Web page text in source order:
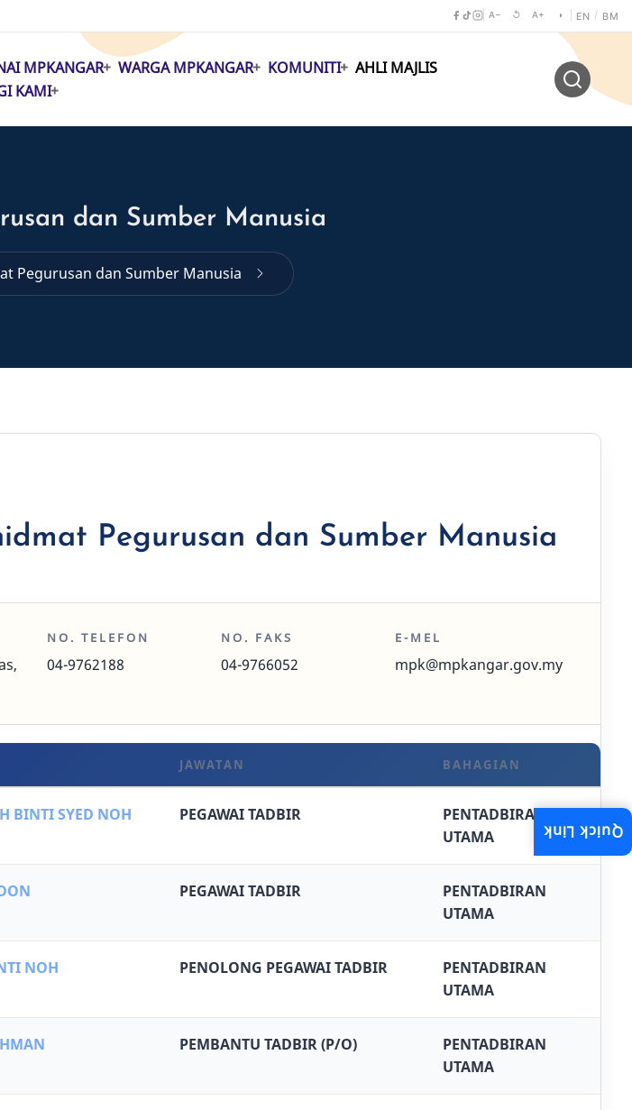
A− ↺ A+ ◑ EN / BM
MPKANGAR WARGA MPKANGAR KOMUNITI
AHLI MAJLIS
KAMI
dan Sumber Manusia
Pegurusan dan Sumber Manusia
Pegurusan dan Sumber Manusia
NO. TELEFON
04-9762188
NO. FAKS
04-9766052
E-MEL
mpk@mpkangar.gov.my
JAWATAN BAHAGIAN
BINTI SYED NOH PEGAWAI TADBIR
PENTADBIRAN
UTAMA
PEGAWAI TADBIR
PENTADBIRAN
UTAMA
NOH PENOLONG PEGAWAI TADBIR
PENTADBIRAN
UTAMA
PEMBANTU TADBIR (P/O)
PENTADBIRAN
UTAMA
Quick Link